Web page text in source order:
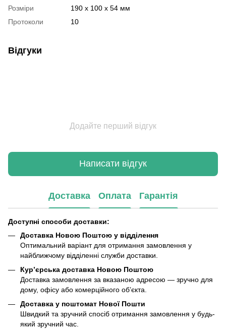
Розміри
190 х 100 х 54 мм
Протоколи
10
Відгуки
Додайте перший відгук
Написати відгук
Доставка Оплата Гарантія
Доступні способи доставки:
Доставка Новою Поштою у відділення
Оптимальний варіант для отримання замовлення у
найближчому відділенні служби доставки.
Кур’єрська доставка Новою Поштою
Доставка замовлення за вказаною адресою — зручно для
дому, офісу або комерційного об’єкта.
Доставка у поштомат Нової Пошти
Швидкий та зручний спосіб отримання замовлення у будь-
який зручний час.